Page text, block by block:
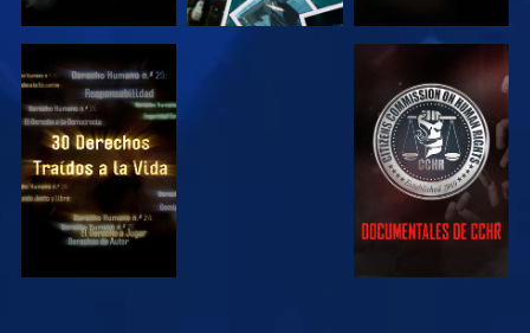
VE VE